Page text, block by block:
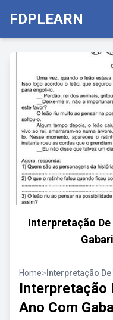
FDPLEARN
Interpretação De
Home> Interpretação
Interpretação
Ano Com